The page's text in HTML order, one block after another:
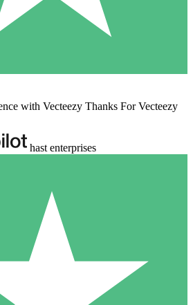
with Vecteezy Thanks For Vecteezy
hast enterprises